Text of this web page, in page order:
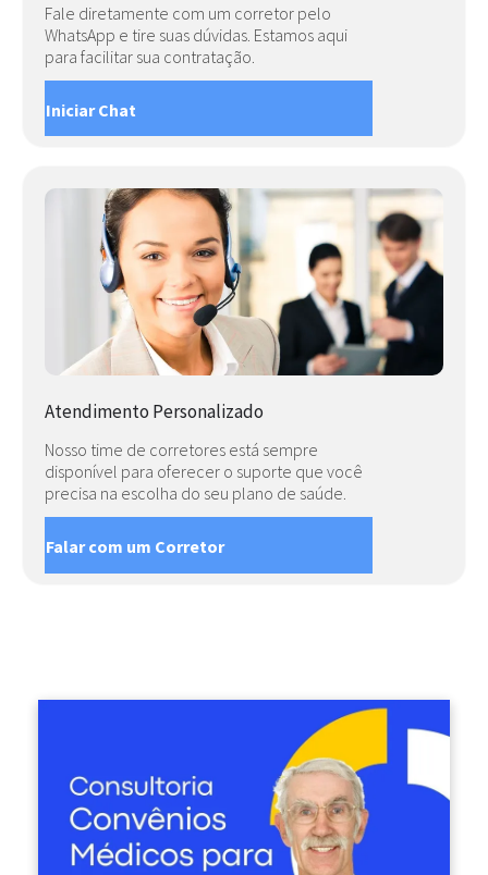
Fale diretamente com um corretor pelo
WhatsApp e tire suas dúvidas. Estamos aqui
para facilitar sua contratação.
Iniciar Chat
Atendimento Personalizado
Nosso time de corretores está sempre
disponível para oferecer o suporte que você
precisa na escolha do seu plano de saúde.
Falar com um Corretor